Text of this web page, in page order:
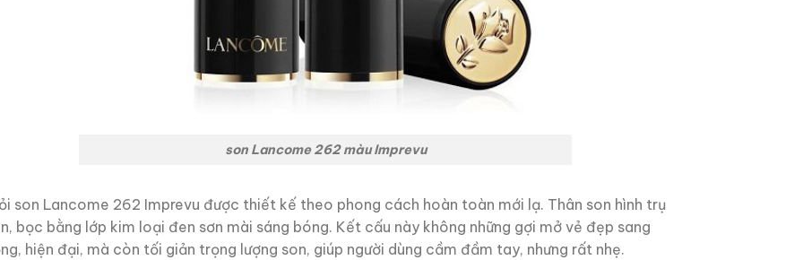
son Lancome 262 màu Imprevu
son Lancome 262 Imprevu được thiết kế theo phong cách hoàn toàn mới lạ. Thân son hình trụ
bọc bằng lớp kim loại đen sơn mài sáng bóng. Kết cấu này không những gợi mở vẻ đẹp sang
hiện đại, mà còn tối giản trọng lượng son, giúp người dùng cầm đầm tay, nhưng rất nhẹ.